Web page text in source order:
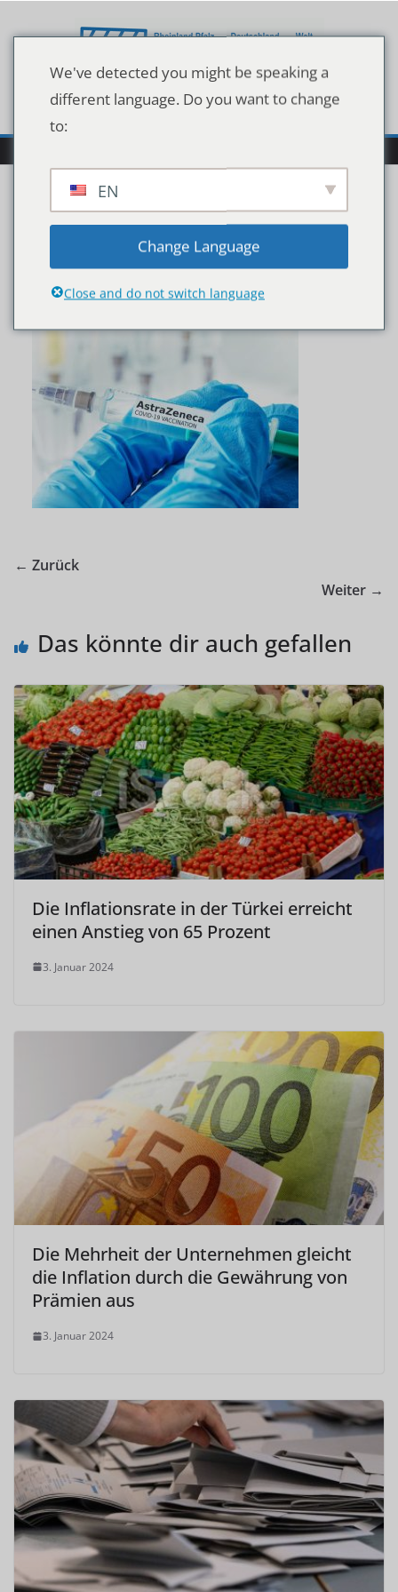
Inhalt
shutterstock_188905961
← Zurück
Weiter →
Das könnte dir auch gefallen
Die Inflationsrate in der Türkei erreicht
einen Anstieg von 65 Prozent
3. Januar 2024
Die Mehrheit der Unternehmen gleicht
die Inflation durch die Gewährung von
Prämien aus
3. Januar 2024
We've detected you might be speaking a
different language. Do you want to change
to:
EN
Change Language
Close and do not switch language